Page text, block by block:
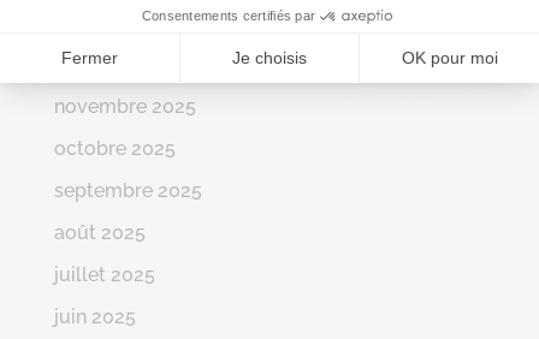
Consentements certifiés par
Fermer Je choisis OK pour moi
janvier 2026
décembre 2025
novembre 2025
octobre 2025
septembre 2025
août 2025
juillet 2025
juin 2025